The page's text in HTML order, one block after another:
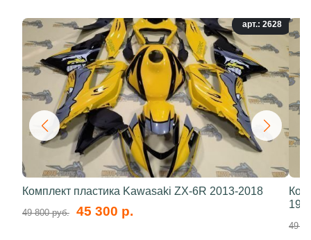
арт.: 2628
Комплект пластика Kawasaki ZX-6R 2013-2018
49 800 руб. 45 300 р.
49